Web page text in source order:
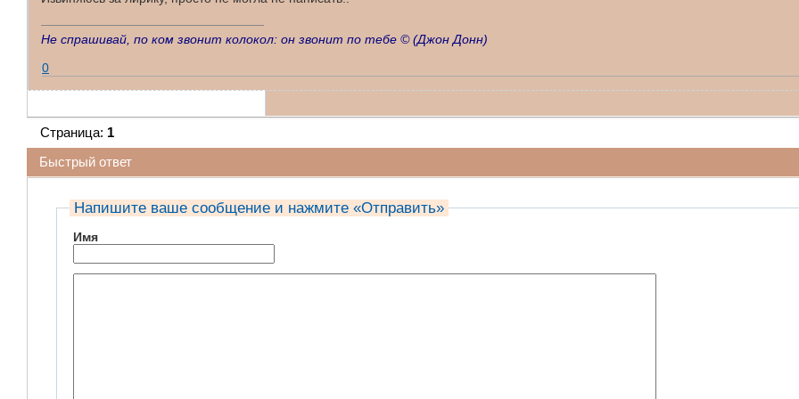
Не спрашивай, по ком звонит колокол: он звонит по тебе © (Джон Донн)
0
Страница: 1
Быстрый ответ
Напишите ваше сообщение и нажмите «Отправить»
Имя